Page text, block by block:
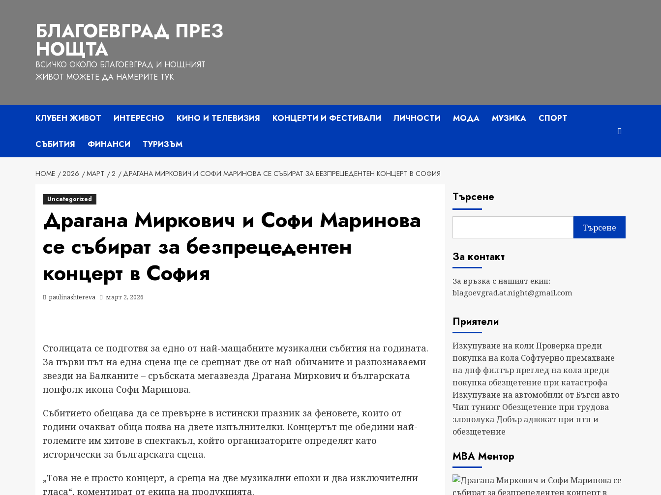
БЛАГОЕВГРАД ПРЕЗ
НОЩТА
ВСИЧКО ОКОЛО БЛАГОЕВГРАД И НОЩНИЯТ
ЖИВОТ МОЖЕТЕ ДА НАМЕРИТЕ ТУК
КЛУБЕН ЖИВОТ ИНТЕРЕСНО КИНО И ТЕЛЕВИЗИЯ КОНЦЕРТИ И ФЕСТИВАЛИ ЛИЧНОСТИ МОДА МУЗИКА СПОРТ
СЪБИТИЯ ФИНАНСИ ТУРИЗЪМ
HOME 2026 МАРТ 2 ДРАГАНА МИРКОВИЧ И СОФИ МАРИНОВА СЕ СЪБИРАТ ЗА БЕЗПРЕЦЕДЕНТЕН КОНЦЕРТ В СОФИЯ
Uncategorized
Драгана Миркович и Софи Маринова
се събират за безпрецедентен
концерт в София
paulinashtereva март 2, 2026
Столицата се подготвя за едно от най-мащабните музикални събития на годината.
За първи път на една сцена ще се срещнат две от най-обичаните и разпознаваеми
звезди на Балканите – сръбската мегазвезда Драгана Миркович и българската
попфолк икона Софи Маринова.
Събитието обещава да се превърне в истински празник за феновете, които от
години очакват обща поява на двете изпълнителки. Концертът ще обедини най-
големите им хитове в спектакъл, който организаторите определят като
исторически за българската сцена.
„Това не е просто концерт, а среща на две музикални епохи и два изключителни
гласа“, коментират от екипа на продукцията.
Търсене
Търсене
За контакт
За връзка с нашият екип:
blagoevgrad.at.night@gmail.com
Приятели
Изкупуване на коли Проверка преди
покупка на кола Софтуерно премахване
на дпф филтър преглед на кола преди
покупка обезщетение при катастрофа
Изкупуване на автомобили от Бъгси авто
Чип тунинг Обезщетение при трудова
злополука Добър адвокат при птп и
обезщетение
МВА Ментор